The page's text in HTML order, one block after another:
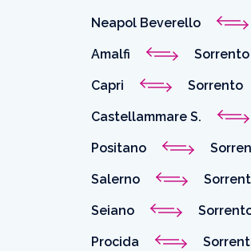
Neapol Beverello
Amalfi Sorrento
Capri Sorrento
Castellammare S.
Positano
Salerno
Seiano
Procida